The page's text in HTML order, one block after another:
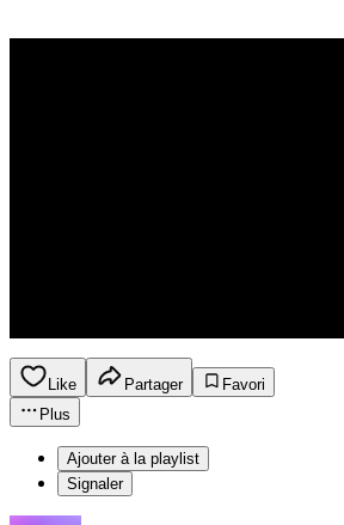
Like Partager
Favori
Plus
Ajouter à la playlist
Signaler